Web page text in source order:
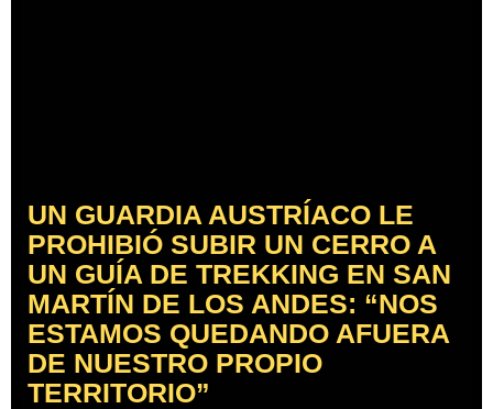
UN GUARDIA AUSTRÍACO LE
PROHIBIÓ SUBIR UN CERRO A
UN GUÍA DE TREKKING EN SAN
MARTÍN DE LOS ANDES: “NOS
ESTAMOS QUEDANDO AFUERA
DE NUESTRO PROPIO
TERRITORIO”